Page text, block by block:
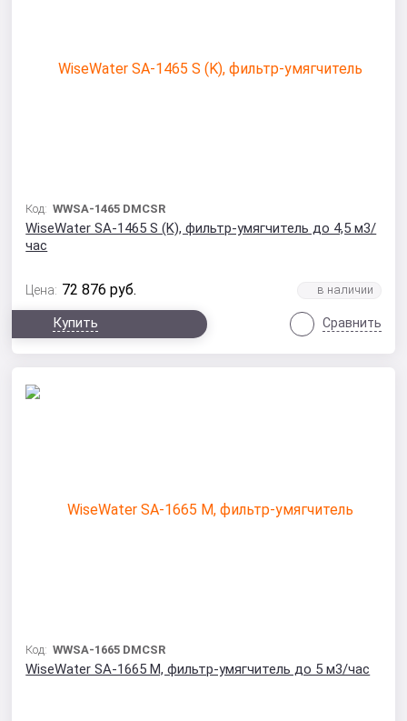
Код:WWSA-1465 DMCSR
WiseWater SA-1465 S (K), фильтр-умягчитель до 4,5 м3/
час
Цена: 72 876 руб.
Купить Сравнить
Код:WWSA-1665 DMCSR
WiseWater SA-1665 M, фильтр-умягчитель до 5 м3/час